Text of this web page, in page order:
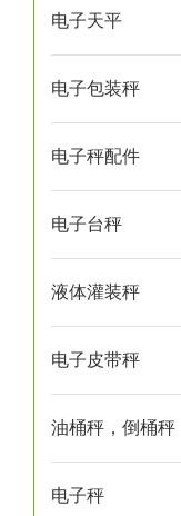
电子天平
电子包装秤
电子秤配件
电子台秤
液体灌装秤
电子皮带秤
油桶秤，倒桶秤
电子秤